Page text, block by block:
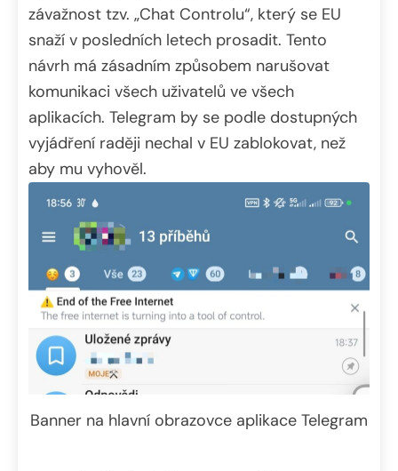
závažnost tzv. „Chat Controlu“, který se EU
snaží v posledních letech prosadit. Tento
návrh má zásadním způsobem narušovat
komunikaci všech uživatelů ve všech
aplikacích. Telegram by se podle dostupných
vyjádření raději nechal v EU zablokovat, než
aby mu vyhověl.
Banner na hlavní obrazovce aplikace Telegram